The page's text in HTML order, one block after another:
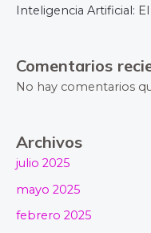
Inteligencia Artificial:
Comentarios
No hay comentarios
Archivos
julio 2025
mayo 2025
febrero 2025